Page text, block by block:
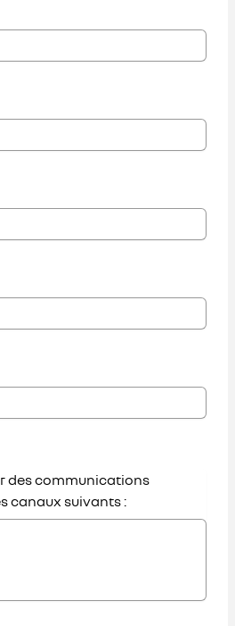
des communications
canaux suivants :